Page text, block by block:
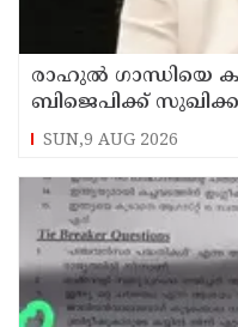
രാഹുല്‍ ഗാന്ധിയെ
ബിജെപിക്ക്
മറുപടിയുമായി കെ
SUN,9 AUG 2026